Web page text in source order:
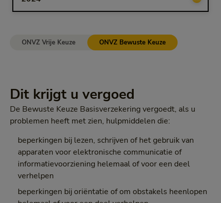
ONVZ Vrije Keuze ONVZ Bewuste Keuze
Dit krijgt u vergoed
De Bewuste Keuze Basisverzekering vergoedt, als u
problemen heeft met zien, hulpmiddelen die:
beperkingen bij lezen, schrijven of het gebruik van
apparaten voor elektronische communicatie of
informatievoorziening helemaal of voor een deel
verhelpen
beperkingen bij oriëntatie of om obstakels heenlopen